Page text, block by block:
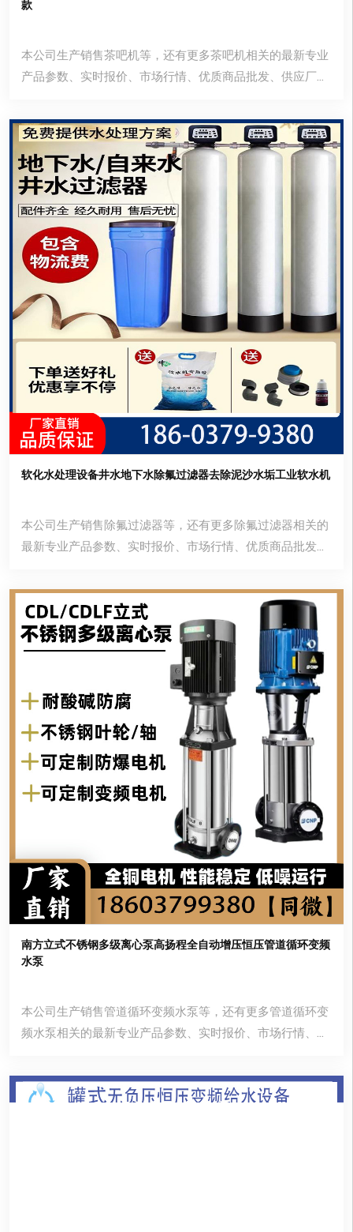
款
本公司生产销售茶吧机等，还有更多茶吧机相关的最新专业
产品参数、实时报价、市场行情、优质商品批发、供应厂家
找商机等。
软化水处理设备井水地下水除氟过滤器去除泥沙水垢工业软水机
本公司生产销售除氟过滤器等，还有更多除氟过滤器相关的
最新专业产品参数、实时报价、市场行情、优质商品批发、
信息、查找商机等。
南方立式不锈钢多级离心泵高扬程全自动增压恒压管道循环变频
水泵
本公司生产销售管道循环变频水泵等，还有更多管道循环变
频水泵相关的最新专业产品参数、实时报价、市场行情、优
价、发布询价信息、查找商机等。